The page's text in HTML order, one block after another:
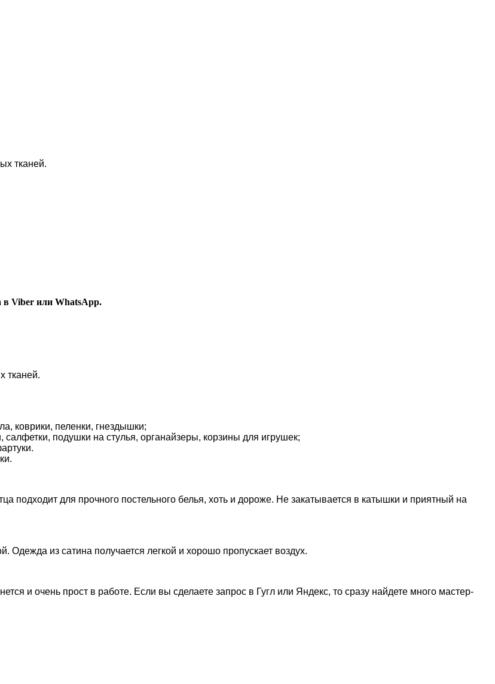
тканей.
в Viber или WhatsApp.
тканей.
коврики, пеленки, гнездышки;
подушки на стулья, органайзеры, корзины для игрушек;
подходит для прочного постельного белья, хоть и дороже. Не закатывается в катышки и приятный на
Одежда из сатина получается легкой и хорошо пропускает воздух.
и очень прост в работе. Если вы сделаете запрос в Гугл или Яндекс, то сразу найдете много мастер-